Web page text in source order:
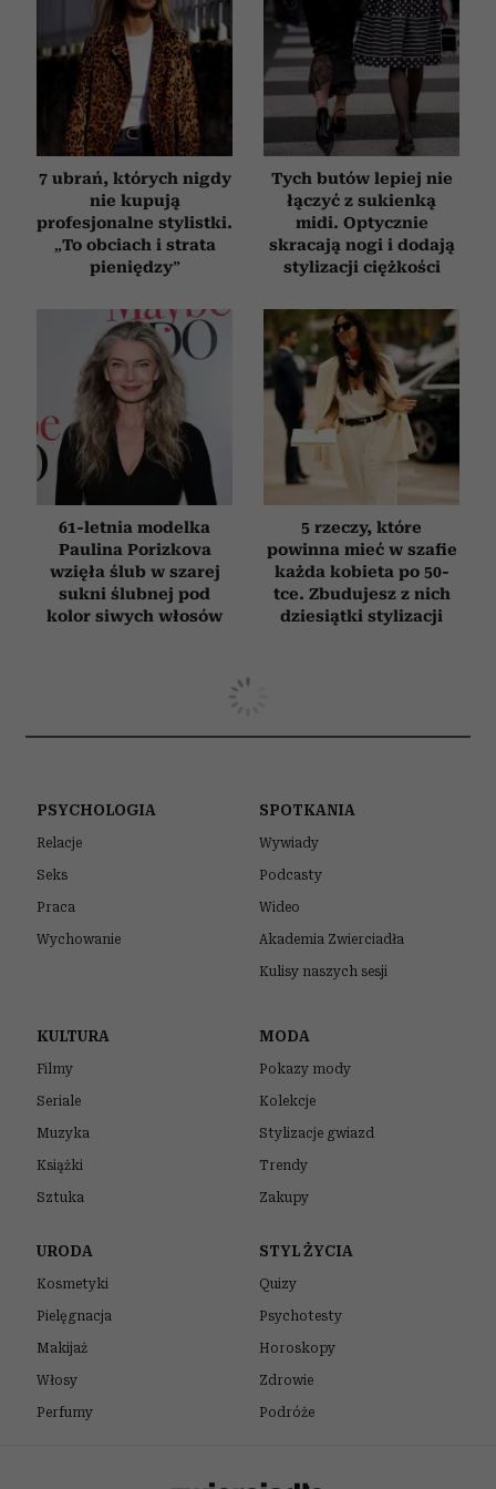
7 ubrań, których nigdy
nie kupują
profesjonalne stylistki.
„To obciach i strata
pieniędzy”
Tych butów lepiej nie
łączyć z sukienką
midi. Optycznie
skracają nogi i dodają
stylizacji ciężkości
61-letnia modelka
Paulina Porizkova
wzięła ślub w szarej
sukni ślubnej pod
kolor siwych włosów
5 rzeczy, które
powinna mieć w szafie
każda kobieta po 50-
tce. Zbudujesz z nich
dziesiątki stylizacji
latem
PAULINA BRZOZOWSKA
Czasem wystarczy jeden niepozorny
element garderoby, żeby nawet udana
stylizacja wyglądała ciężej i mniej
nowocześnie. Wiele kobiet wciąż nosi go
latem, choć dziś mamy znacznie bardziej
stylowe alternatywy.
Spis treści:
stylizację